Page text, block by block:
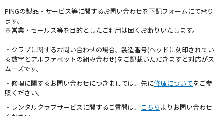
PINGの製品・サービス等に関するお問い合わせを下記フォームにて承り
ます。
※営業・セールス等を目的としたご利用は固くお断りいたします。
・クラブに関するお問い合わせの場合、製造番号(ヘッドに刻印されてい
る数字とアルファベットの組み合わせ)をご記載いただきますと対応がス
ムーズです。
・修理に関するお問い合わせにつきましては、先に修理についてをご参
照ください。
・レンタルクラブサービスに関するご質問は、 こちら よりお問い合わせ